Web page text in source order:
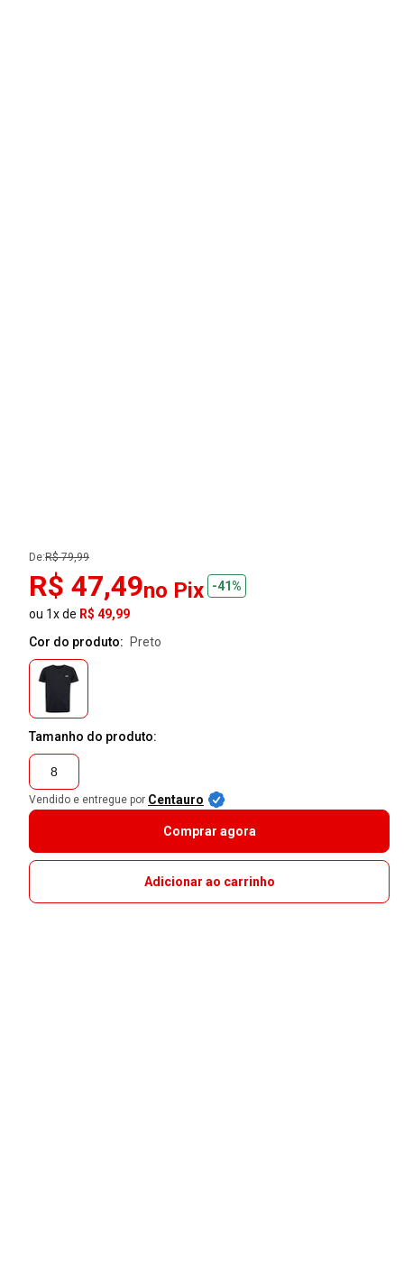
De:R$ 79,99
R$ 47,49no Pix
-41%
ou 1x de R$ 49,99
Cor do produto:
preto
Tamanho do produto:
8
Vendido e entregue por Centauro
Comprar agora
Adicionar ao carrinho